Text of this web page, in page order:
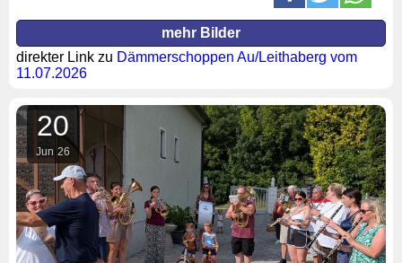
mehr Bilder
direkter Link zu Dämmerschoppen Au/Leithaberg vom
11.07.2026
20
Jun 26